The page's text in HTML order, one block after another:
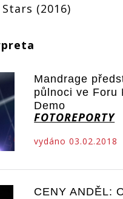
(2016)
Mandrage
půlnoci ve Foru
Demo
FOTOREPORTY
vydáno 03.02.2018
CENY ANDĚL: